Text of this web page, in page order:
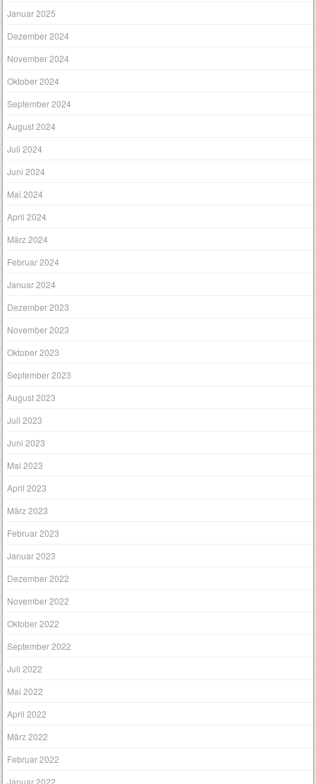
Januar 2025
Dezember 2024
November 2024
Oktober 2024
September 2024
August 2024
Juli 2024
Juni 2024
Mai 2024
April 2024
März 2024
Februar 2024
Januar 2024
Dezember 2023
November 2023
Oktober 2023
September 2023
August 2023
Juli 2023
Juni 2023
Mai 2023
April 2023
März 2023
Februar 2023
Januar 2023
Dezember 2022
November 2022
Oktober 2022
September 2022
Juli 2022
Mai 2022
April 2022
März 2022
Februar 2022